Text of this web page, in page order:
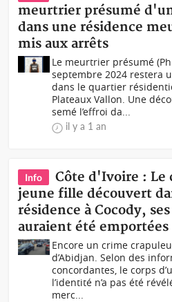
meurtrier présumé
dans une résidence
mis aux arrêts
Le meurtrier présumé
septembre 2024 restera
dans le quartier
Plateaux Vallon. Une
semé l’effroi da...
il y a 1 an
Info
Côte d'Ivoire : Le
jeune fille découvert
résidence à Cocody,
auraient été emportées
Encore un crime
d’Abidjan. Selon des
concordantes, le corps
l’identité n’a pas été
merc...